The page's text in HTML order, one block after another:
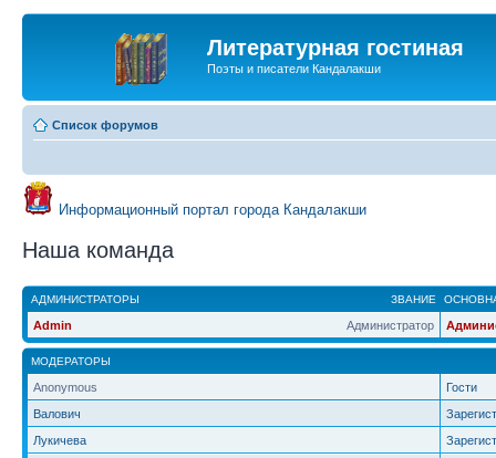
Литературная гостиная
Поэты и писатели Кандалакши
Список форумов
Информационный портал города Кандалакши
Наша команда
ЗВАНИЕ
АДМИНИСТРАТОРЫ
Администратор
Admin
МОДЕРАТОРЫ
Anonymous
Гости
Валович
Лукичева